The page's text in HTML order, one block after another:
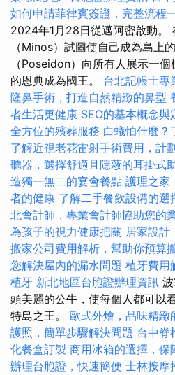
如何申請菲律賓簽證，完整流程
2024年1月28日從邁阿密啟動。
（Minos）試圖使自己成為島上
（Poseidon）向所有人展示一
的恩典成為國王。 台北記帳士專
隆鼻手術，打造自然精緻的鼻型
者生活更健康 SEO的基本概念與
全方位的殯葬服務 白蟻怕什麼？
了解近視老花雷射手術費用，計
聽器，選擇舒適且隱蔽的耳掛式
造獨一無二的宴會餐點 護理之家
者的健康 了解二手餐飲設備的選
北會計師，專業會計師協助您的
為孩子的視力健康把關 居家設計
搬家公司費用解析，幫助你預算
您解決屋內的漏水問題 植牙費用
植牙 新北地區台胞證辦理資訊
頭美麗的公牛，使每個人都可以
特島之王。 歐式外燴，品味精緻
護照，簡單步驟解決問題 台中脊
化餐盒訂製 商用冰箱的選擇，保
辦理台胞證，快速簡便 士林按摩